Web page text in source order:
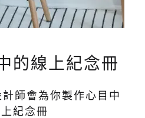
的線上紀念冊
師會為你製作心目中
紀念冊